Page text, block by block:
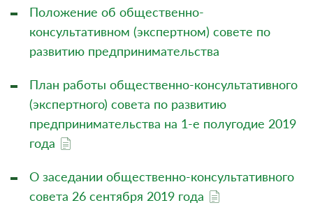
Положение об общественно-
консультативном (экспертном) совете по
развитию предпринимательства
План работы общественно-консультативного
(экспертного) совета по развитию
предпринимательства на 1-е полугодие 2019
года
О заседании общественно-консультативного
совета 26 сентября 2019 года